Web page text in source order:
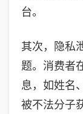
台。
其次，隐私
题。消费者
息，如姓名
被不法分子